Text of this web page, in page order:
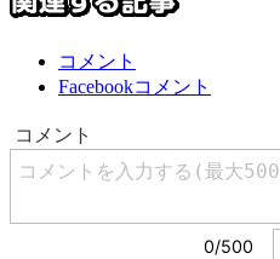
コメント
Facebookコメント